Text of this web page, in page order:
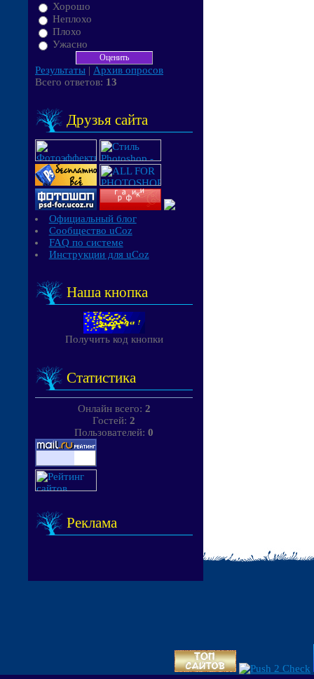
Хорошо
Неплохо
Плохо
Ужасно
Результаты | Архив опросов
Всего ответов: 13
Друзья сайта
Официальный блог
Сообщество uCoz
FAQ по системе
Инструкции для uCoz
Наша кнопка
Получить код кнопки
Статистика
Онлайн всего: 2
Гостей: 2
Пользователей: 0
Реклама